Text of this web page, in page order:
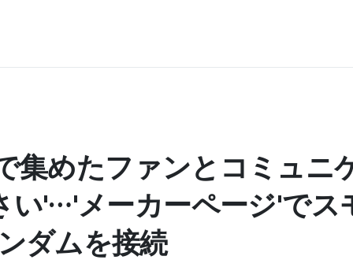
集めたファンとコミュニ
い'…'メーカーページ'でス
ダムを接続